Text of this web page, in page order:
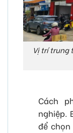
Vị trí trung
Cách
nghiệp.
để